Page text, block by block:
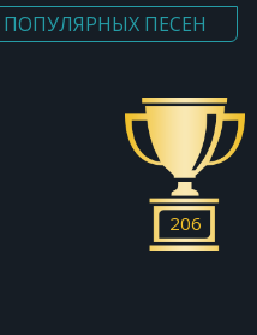
ПОПУЛЯРНЫХ ПЕСЕН
206